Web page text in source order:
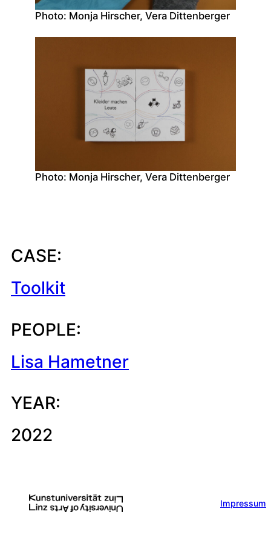
Photo: Monja Hirscher, Vera Dittenberger
Photo: Monja Hirscher, Vera Dittenberger
CASE:
Toolkit
PEOPLE:
Lisa Hametner
YEAR:
2022
Impressum